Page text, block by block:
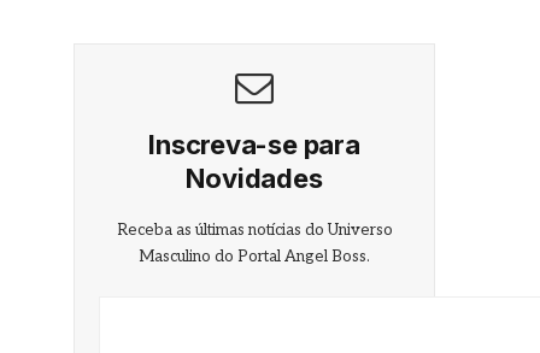
Novidades
Masculino do Portal Angel Boss.